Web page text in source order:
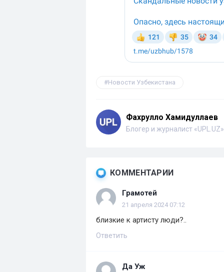
Новости Узбекистана
Фахрулло Хамидуллаев
Блогер и журналист «UPL.UZ»
КОММЕНТАРИИ
Грамотей
21 апреля 2024 07:12
близкие к артисту люди?..
Ответить
Да Уж